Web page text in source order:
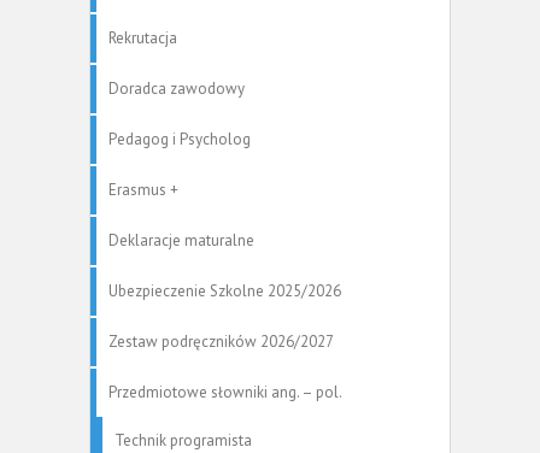
Rekrutacja
Doradca zawodowy
Pedagog i Psycholog
Erasmus +
Deklaracje maturalne
Ubezpieczenie Szkolne 2025/2026
Zestaw podręczników 2026/2027
Przedmiotowe słowniki ang. – pol.
Technik programista